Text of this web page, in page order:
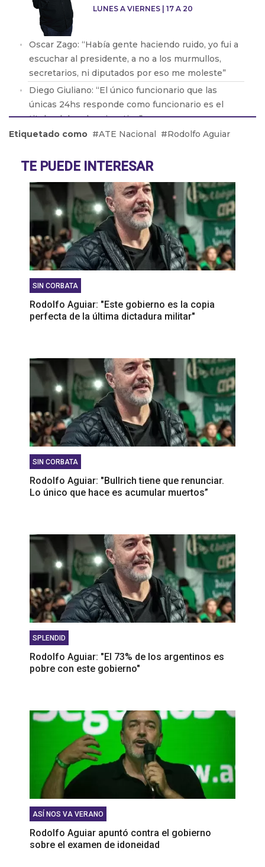
LUNES A VIERNES | 17 A 20
Oscar Zago: “Había gente haciendo ruido, yo fui a
escuchar al presidente, a no a los murmullos,
secretarios, ni diputados por eso me moleste”
Diego Giuliano: “El único funcionario que las
únicas 24hs responde como funcionario es el
titular del poder ejecutivo”
Pablo Zurro: “Soy intendente 24hs, no soy
Patricio Giusto: “Hice una nota crítica sobre Milei
con datos objetivos y a la tarde me la borraron de
la página web”
Pablo Juliano: “Los radicales con peluca
confirman que no sirven para nada”
Etiquetado como ATE Nacional Rodolfo Aguiar
TE PUEDE INTERESAR
SIN CORBATA
Rodolfo Aguiar: "Este gobierno es la copia
perfecta de la última dictadura militar"
SIN CORBATA
Rodolfo Aguiar: "Bullrich tiene que renunciar.
Lo único que hace es acumular muertos”
SPLENDID
Rodolfo Aguiar: "El 73% de los argentinos es
pobre con este gobierno"
ASÍ NOS VA VERANO
Rodolfo Aguiar apuntó contra el gobierno
sobre el examen de idoneidad